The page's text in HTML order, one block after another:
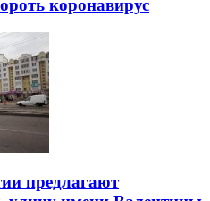
коронавирус
предлагают